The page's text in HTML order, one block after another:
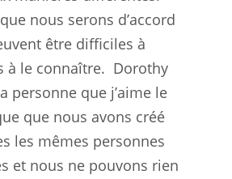
nous serons d’accord
être difficiles à
à le connaître. Dorothy
personne que j’aime le
que nous avons créé
les mêmes personnes
et nous ne pouvons rien